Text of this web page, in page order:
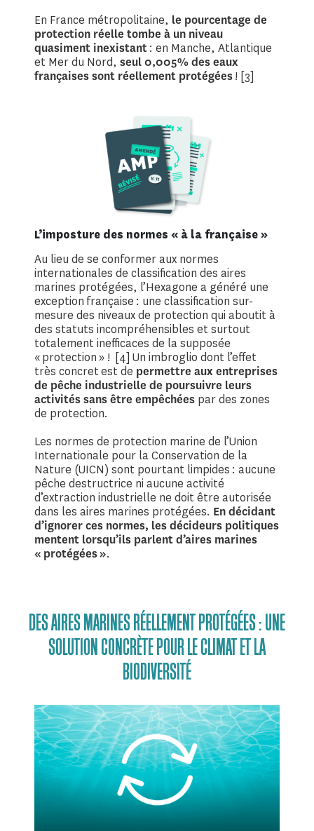
En France métropolitaine, le pourcentage de
protection réelle tombe à un niveau
quasiment inexistant: en Manche, Atlantique
et Mer du Nord, seul 0,005% des eaux
françaises sont réellement protégées! [3]
L’imposture des normes « à la française »
Au lieu de se conformer aux normes
internationales de classification des aires
marines protégées, l’Hexagone a généré une
exception française : une classification sur-
mesure des niveaux de protection qui aboutit à
des statuts incompréhensibles et surtout
totalement inefficaces de la supposée
« protection » ! [4] Un imbroglio dont l’effet
très concret est de permettre aux entreprises
de pêche industrielle de poursuivre leurs
activités sans être empêchées par des zones
de protection.
Les normes de protection marine de l’Union
Internationale pour la Conservation de la
Nature (UICN) sont pourtant limpides : aucune
pêche destructrice ni aucune activité
d’extraction industrielle ne doit être autorisée
dans les aires marines protégées. En décidant
d’ignorer ces normes, les décideurs politiques
mentent lorsqu’ils parlent d’aires marines
« protégées ».
DES AIRES MARINES RÉELLEMENT PROTÉGÉES : UNE
SOLUTION CONCRÈTE POUR LE CLIMAT ET LA
BIODIVERSITÉ